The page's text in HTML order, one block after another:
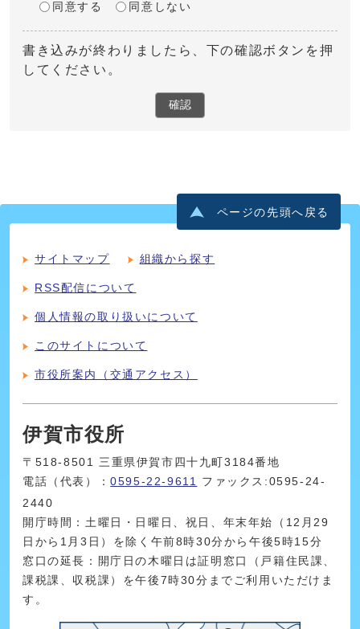
同意する 同意しない
書き込みが終わりましたら、下の確認ボタンを押
してください。
確認
ページの先頭へ戻る
サイトマップ 組織から探す
RSS配信について
個人情報の取り扱いについて
このサイトについて
市役所案内（交通アクセス）
伊賀市役所
〒518-8501 三重県伊賀市四十九町3184番地
電話（代表）：0595-22-9611 ファックス:0595-24-
2440
開庁時間：土曜日・日曜日、祝日、年末年始（12月29
日から1月3日）を除く午前8時30分から午後5時15分
窓口の延長：開庁日の木曜日は証明窓口（戸籍住民課、
課税課、収税課）を午後7時30分までご利用いただけま
す。